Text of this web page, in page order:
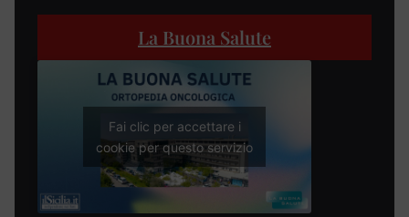
La Buona Salute
Fai clic per accettare i
cookie per questo servizio